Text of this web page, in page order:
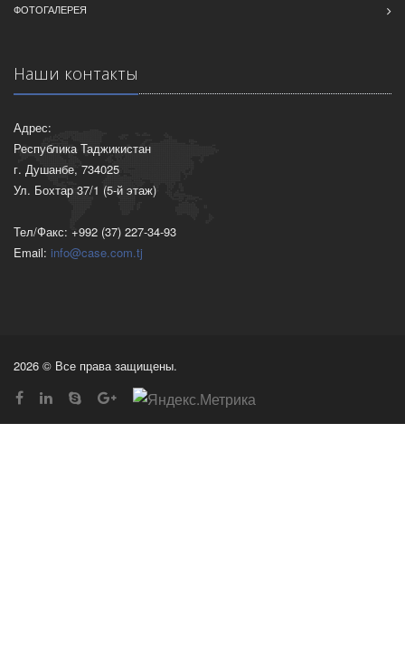
ФОТОГАЛЕРЕЯ
Наши контакты
Адрес:
Республика Таджикистан
г. Душанбе, 734025
Ул. Бохтар 37/1 (5-й этаж)
Тел/Факс: +992 (37) 227-34-93
Email: info@case.com.tj
2026 © Все права защищены.